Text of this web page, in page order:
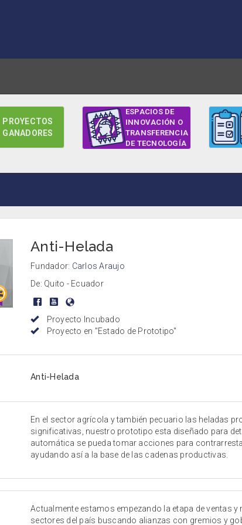
PROYECTOS
GANADORES
ESPACIOS DE
INNOVACIÓN O
TRANSFERENCIA
DE TECNOLOGÍA
Anti-Helada
Fundador: Carlos Araujo
De: Quito - Ecuador
Proyecto Incubado
Proyecto en "Estado de Prototipo"
Anti-Helada
En el sector agrícola y también pecuario las heladas
significativas, nuestro prototipo esta diseñado para
automática se pueda tomar acciones para
ayudando así a la base de las cadenas productivas.
Actualmente estamos empezando la etapa de ventas
sectores del país buscando alianzas con gremios y